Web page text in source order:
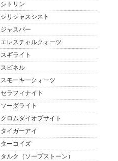
シトリン
シリシャスシスト
ジャスパー
エレスチャルクォーツ
スギライト
スピネル
スモーキークォーツ
セラフィナイト
ソーダライト
クロムダイオプサイト
タイガーアイ
ターコイズ
タルク（ソープストーン）